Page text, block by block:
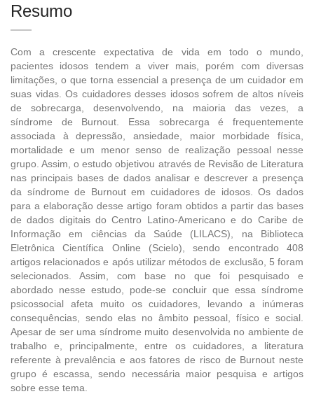
Resumo
Com a crescente expectativa de vida em todo o mundo,
pacientes idosos tendem a viver mais, porém com diversas
limitações, o que torna essencial a presença de um cuidador em
suas vidas. Os cuidadores desses idosos sofrem de altos níveis
de sobrecarga, desenvolvendo, na maioria das vezes, a
síndrome de Burnout. Essa sobrecarga é frequentemente
associada à depressão, ansiedade, maior morbidade física,
mortalidade e um menor senso de realização pessoal nesse
grupo. Assim, o estudo objetivou através de Revisão de Literatura
nas principais bases de dados analisar e descrever a presença
da síndrome de Burnout em cuidadores de idosos. Os dados
para a elaboração desse artigo foram obtidos a partir das bases
de dados digitais do Centro Latino-Americano e do Caribe de
Informação em ciências da Saúde (LILACS), na Biblioteca
Eletrônica Científica Online (Scielo), sendo encontrado 408
artigos relacionados e após utilizar métodos de exclusão, 5 foram
selecionados. Assim, com base no que foi pesquisado e
abordado nesse estudo, pode-se concluir que essa síndrome
psicossocial afeta muito os cuidadores, levando a inúmeras
consequências, sendo elas no âmbito pessoal, físico e social.
Apesar de ser uma síndrome muito desenvolvida no ambiente de
trabalho e, principalmente, entre os cuidadores, a literatura
referente à prevalência e aos fatores de risco de Burnout neste
grupo é escassa, sendo necessária maior pesquisa e artigos
sobre esse tema.